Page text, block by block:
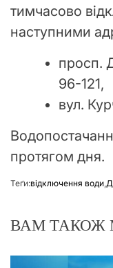
тимчасово
наступними
просп.
96-121,
вул.
протягом дня.
Теґи:відключення води,
ВАМ ТАКОЖ